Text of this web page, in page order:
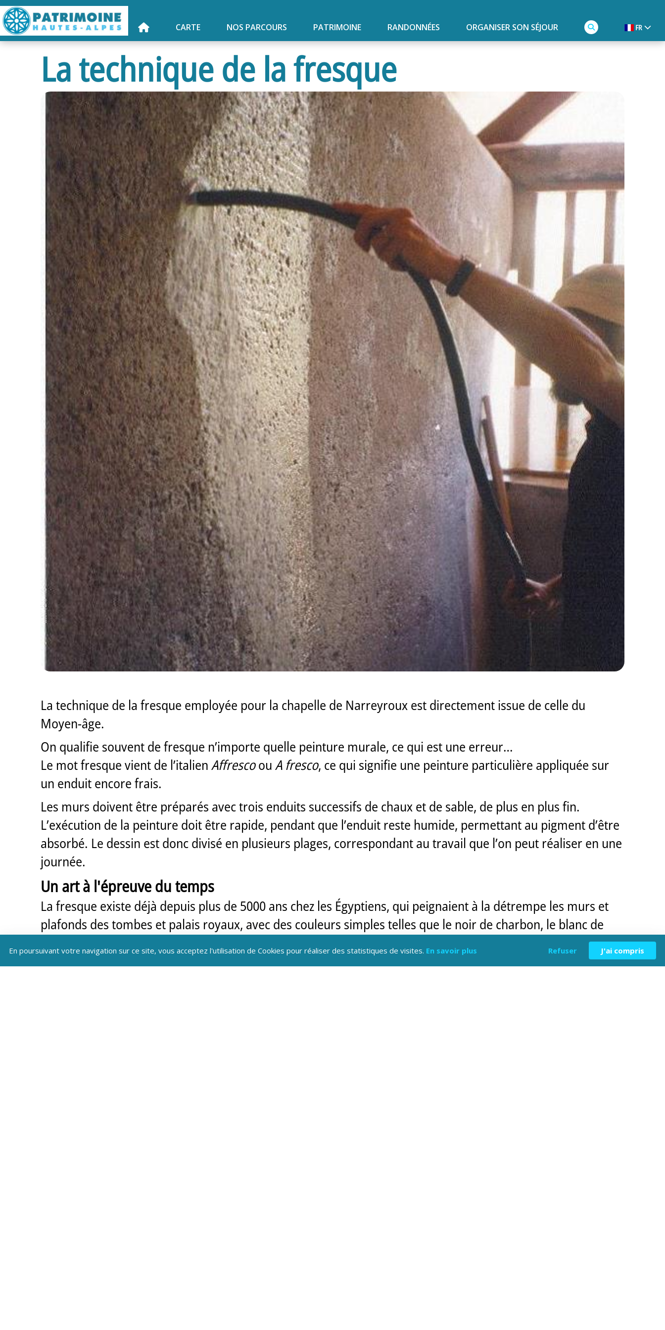
CARTE NOS PARCOURS PATRIMOINE RANDONNÉES ORGANISER SON SÉJOUR FR
La technique de la fresque
La technique de la fresque employée pour la chapelle de Narreyroux est directement issue de celle du
Moyen-âge.
On qualifie souvent de fresque n’importe quelle peinture murale, ce qui est une erreur…
Le mot fresque vient de l’italienAffrescoouA fresco, ce qui signifie une peinture particulière appliquée sur
un enduit encore frais.
Les murs doivent être préparés avec trois enduits successifs de chaux et de sable, de plus en plus fin.
L’exécution de la peinture doit être rapide, pendant que l’enduit reste humide, permettant au pigment d’être
absorbé. Le dessin est donc divisé en plusieurs plages, correspondant au travail que l’on peut réaliser en une
journée.
Un art à l'épreuve du temps
La fresque existe déjà depuis plus de 5000 ans chez les Égyptiens, qui peignaient à la détrempe les murs et
plafonds des tombes et palais royaux, avec des couleurs simples telles que le noir de charbon, le blanc de
En poursuivant votre navigation sur ce site, vous acceptez l'utilisation de Cookies pour réaliser des statistiques de visites. En savoir plus Refuser J'ai compris